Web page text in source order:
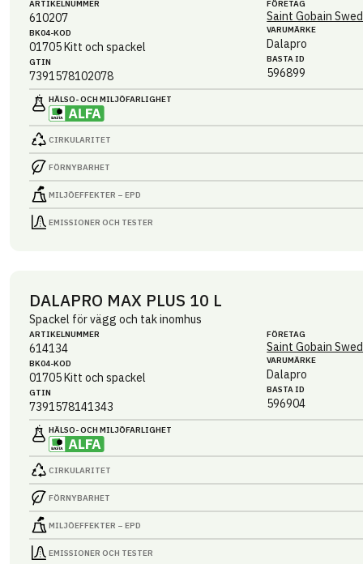
ARTIKEL­NUMMER
610207
BK04-KOD
01705Kitt och spackel
GTIN
7391578102078
FÖRETAG
Saint Gobain
VARUMÄRKE
Dalapro
BASTA ID
596899
HÄLSO- OCH MILJÖ­FARLIGHET
CIRKULARITET
FÖRNYBARHET
MILJÖEFFEKTER – EPD
EMISSIONER OCH TESTER
DALAPRO MAX PLUS 10 L
Spackel för vägg och tak inomhus
ARTIKEL­NUMMER
614134
BK04-KOD
01705Kitt och spackel
GTIN
7391578141343
FÖRETAG
Saint Gobain
VARUMÄRKE
Dalapro
BASTA ID
596904
HÄLSO- OCH MILJÖ­FARLIGHET
CIRKULARITET
FÖRNYBARHET
MILJÖEFFEKTER – EPD
EMISSIONER OCH TESTER